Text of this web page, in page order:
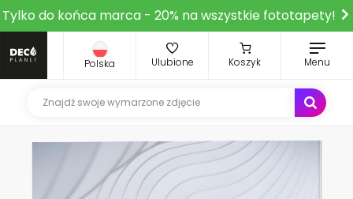
Tylko do końca marca - 20% na wszystkie fototapety!
Polska Ulubione Koszyk Menu